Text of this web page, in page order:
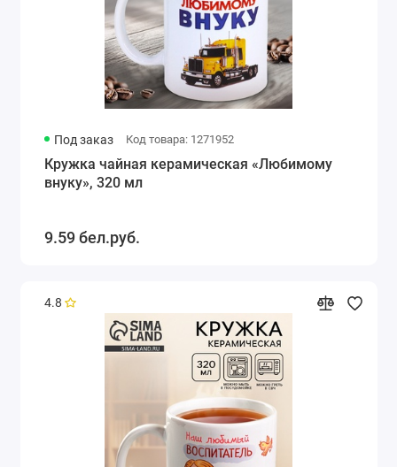
Под заказ Код товара: 1271952
Кружка чайная керамическая «Любимому
внуку», 320 мл
9.59 бел.руб.
4.8